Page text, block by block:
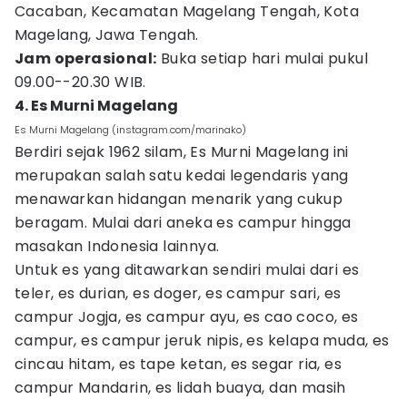
Cacaban, Kecamatan Magelang Tengah, Kota
Magelang, Jawa Tengah.
Jam operasional: Buka setiap hari mulai pukul
09.00--20.30 WIB.
4. Es Murni Magelang
Es Murni Magelang (instagram.com/marinako)
Berdiri sejak 1962 silam, Es Murni Magelang ini
merupakan salah satu kedai legendaris yang
menawarkan hidangan menarik yang cukup
beragam. Mulai dari aneka es campur hingga
masakan Indonesia lainnya.
Untuk es yang ditawarkan sendiri mulai dari es
teler, es durian, es doger, es campur sari, es
campur Jogja, es campur ayu, es cao coco, es
campur, es campur jeruk nipis, es kelapa muda, es
cincau hitam, es tape ketan, es segar ria, es
campur Mandarin, es lidah buaya, dan masih